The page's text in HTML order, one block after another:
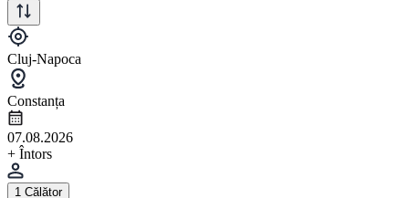
Cluj-Napoca
Constanța
07.08.2026
+ Întors
1 Călător